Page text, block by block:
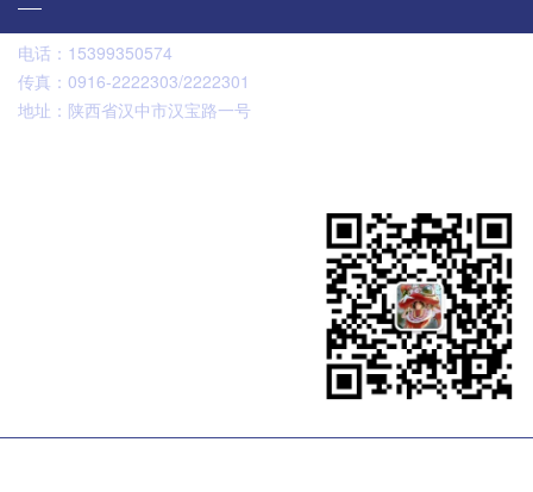
电话： 15399350574
传真： 0916-2222303/2222301
地址： 陕西省汉中市汉宝路一号